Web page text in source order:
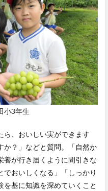
小3年生
、おいしい実ができます
か？」などと質問。「自然か
養が行き届くように間引きな
でおいしくなる」「しっかり
基に知識を深めていくこと